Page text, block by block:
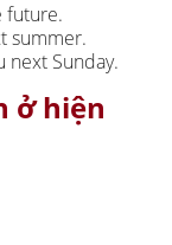
future.
summer.
Sunday.
ở hiện